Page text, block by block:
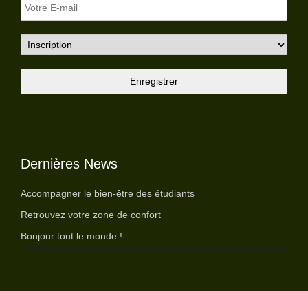
Dernières News
Accompagner le bien-être des étudiants
Retrouvez votre zone de confort
Bonjour tout le monde !